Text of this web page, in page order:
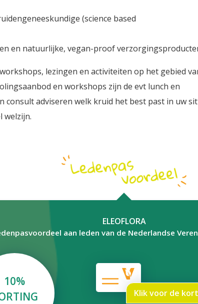
(science based
en natuurlijke, vegan-proof
lezingen en activiteiten op het gebied
en workshops zijn de evt lunch en
consult adviseren welk kruid het best past in uw
welzijn.
ELEOFLORA
aan leden van de Nederlandse
10%
Klik voor de